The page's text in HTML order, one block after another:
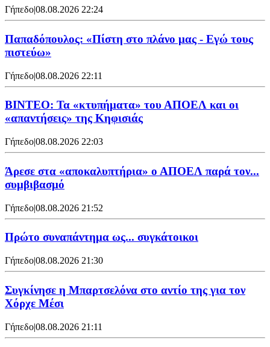
Γήπεδο|08.08.2026 22:24
Παπαδόπουλος: «Πίστη στο πλάνο μας - Εγώ τους
πιστεύω»
Γήπεδο|08.08.2026 22:11
ΒΙΝΤΕΟ: Τα «κτυπήματα» του ΑΠΟΕΛ και οι
«απαντήσεις» της Κηφισιάς
Γήπεδο|08.08.2026 22:03
Άρεσε στα «αποκαλυπτήρια» ο ΑΠΟΕΛ παρά τον...
συμβιβασμό
Γήπεδο|08.08.2026 21:52
Πρώτο συναπάντημα ως... συγκάτοικοι
Γήπεδο|08.08.2026 21:30
Συγκίνησε η Μπαρτσελόνα στο αντίο της για τον
Χόρχε Μέσι
Γήπεδο|08.08.2026 21:11